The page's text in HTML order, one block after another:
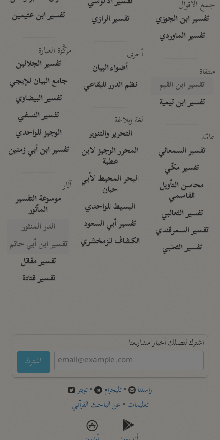
جمع الأقوال
تفسير ابن الجوزي
تفسير الماوردي
منتقاة
تفسير ابن القيم
تفسير ابن تيمية
عامّة
تفسير السمعاني
تفسير مكّي
محاسن التأويل
للقاسمي
تفسير الثعالبي
تفسير السمرقندي
تفسير الثعلبي
تفسير الرازي
أخرى
أضواء البيان
نظم الدرر للبقاعي
لغة وبلاغة
التحرير والتنوير
المحرر الوجيز لابن
عطية
البحر المحيط لأبي
حيان
البسيط للواحدي
تفسير أبي السعود
الكشاف للزمخشري
تفسير ابن عثيمين
مركَّزة العبارة
تفسير الجلالين
جامع البيان للإيجي
تفسير البيضاوي
تفسير النسفي
الوجيز للواحدي
تفسير ابن أبي زمنين
آثار
موسوعة التفسير
المأثور
الدر المنثور
تفسير ابن أبي حاتم
تفسير مقاتل
تفسير قتادة
اشترك لتصلك أخبار مشاريعنا
اشترك
راسلنا •تليجرام •تويتر
تعليمات •عن الباحث القرآني